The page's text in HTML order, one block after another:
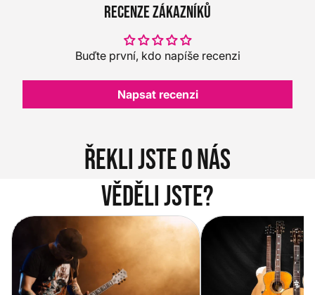
Recenze zákazníků
Buďte první, kdo napíše recenzi
Napsat recenzi
Řekli jste o nás
Věděli jste?
Vítejte na novém e-shopu Music
City
Jak vybrat